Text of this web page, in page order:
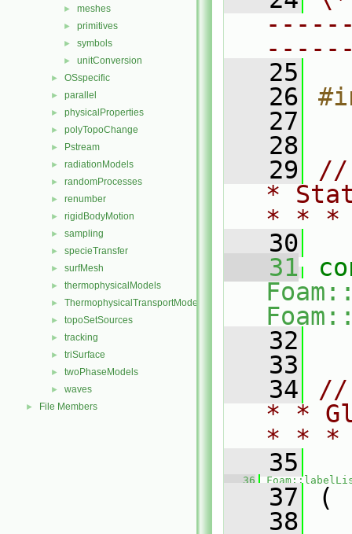
► meshes
► primitives
► symbols
► unitConversion
► OSspecific
► parallel
► physicalProperties
► polyTopoChange
► Pstream
► radiationModels
► randomProcesses
► renumber
► rigidBodyMotion
► sampling
► specieTransfer
► surfMesh
► thermophysicalModels
► ThermophysicalTransportModels
► topoSetSources
► tracking
► triSurface
► twoPhaseModels
► waves
► File Members
   25
   26
   27
   28
   29
//
*
* *
   30
   31
   32
   33
   34
//
* *
* *
   35
   36
   37
(
   38